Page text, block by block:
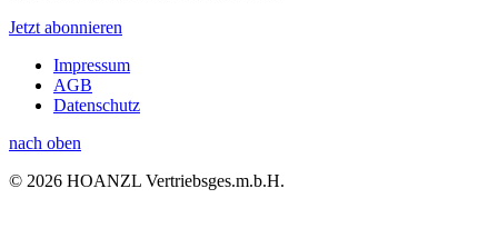
Jetzt abonnieren
Impressum
AGB
Datenschutz
nach oben
© 2026 HOANZL Vertriebsges.m.b.H.